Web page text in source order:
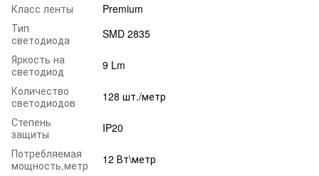
Класс ленты
Premium
Тип
светодиода
SMD 2835
Яркость на
светодиод
9 Lm
Количество
светодиодов
128 шт./метр
Степень
защиты
IP20
Потребляемая
мощность,метр
12 Вт\метр